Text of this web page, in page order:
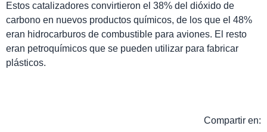
Estos catalizadores convirtieron el 38% del dióxido de
carbono en nuevos productos químicos, de los que el 48%
eran hidrocarburos de combustible para aviones. El resto
eran petroquímicos que se pueden utilizar para fabricar
plásticos.
Compartir en: